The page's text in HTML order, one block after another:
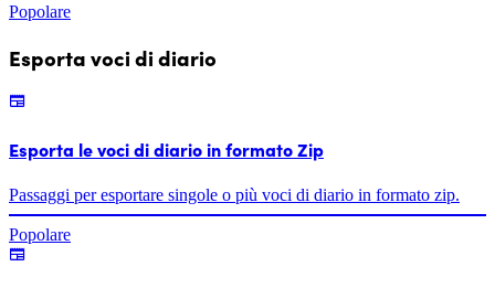
Popolare
Esporta voci di diario
Esporta le voci di diario in formato Zip
Passaggi per esportare singole o più voci di diario in formato zip.
Popolare